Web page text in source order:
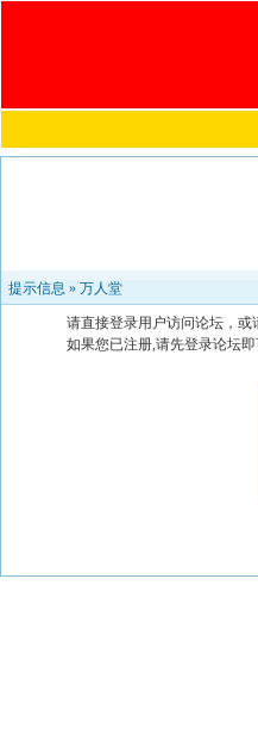
提示信息 » 万人堂
请直接登录用户访问论坛，或
如果您已注册,请先登录论坛